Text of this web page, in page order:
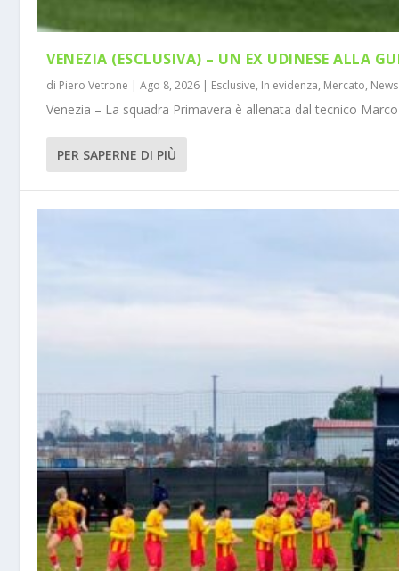
VENEZIA (ESCLUSIVA) – UN EX UDINESE ALLA
di Piero Vetrone |Ago 8, 2026 | Esclusive, In evidenza, Mercato, News
Venezia – La squadra Primavera è allenata dal tecnico
PER SAPERNE DI PIÙ